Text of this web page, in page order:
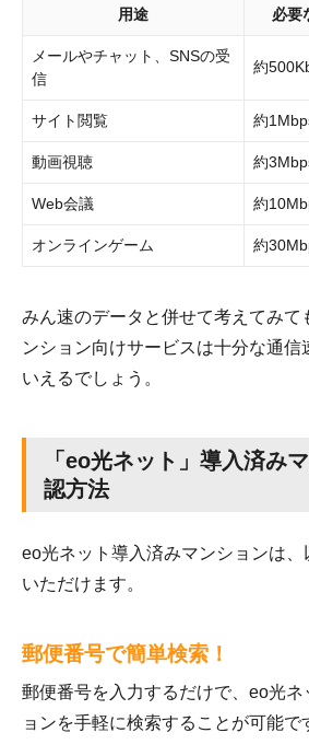
用途 必要
メールやチャット、SNSの受
信
約
サイト閲覧 約
動画視聴 約
Web会議 約
オンラインゲーム 約
みん速のデータと併せて考えてみて
ンション向けサービスは十分な通信
いえるでしょう。
「eo光ネット」導入済み
認方法
eo光ネット導入済みマンションは
いただけます。
郵便番号で簡単検索！
郵便番号を入力するだけで、eo光
ョンを手軽に検索することが可能で